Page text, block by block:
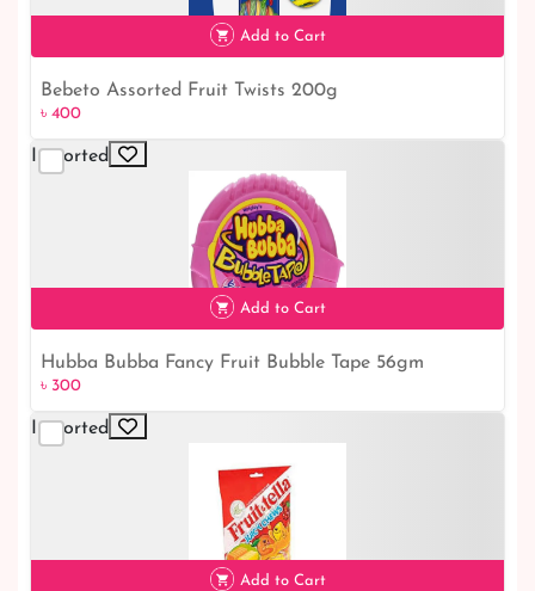
৳ 400
Add to Cart
Bebeto Assorted Fruit Twists 200g
৳ 400
Imported
৳ 300
Add to Cart
Hubba Bubba Fancy Fruit Bubble Tape 56gm
৳ 300
Imported
Add to Cart